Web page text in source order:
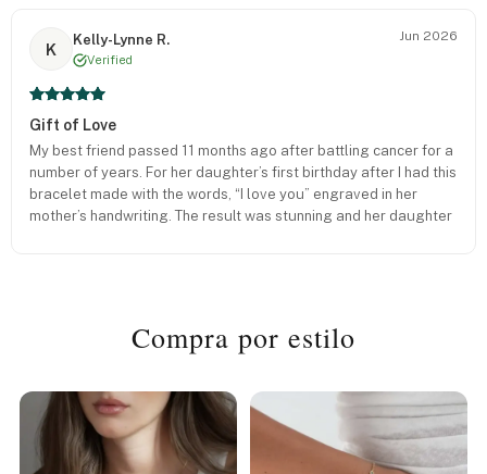
K
Kelly-Lynne R.
Verified
Jun 2026
Gift of Love
My best friend passed 11 months ago after battling cancer for a
number of years. For her daughter’s first birthday after I had this
bracelet made with the words, “I love you” engraved in her
mother’s handwriting. The result was stunning and her daughter
Compra por estilo